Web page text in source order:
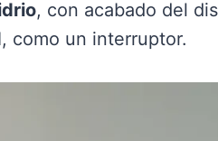
, con acabado del
, como un interruptor.